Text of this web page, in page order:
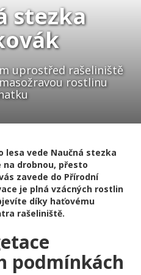
stezka
uprostřed rašeliniště
rostlinu
lesa vede Naučná stezka
drobnou, přesto
zavede do Přírodní
je plná vzácných rostlin
díky haťovému
rašeliniště.
podmínkách